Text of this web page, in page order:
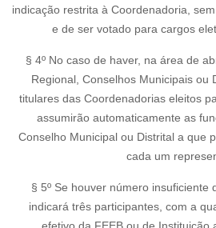
indicação restrita à Coordenadoria,
e de ser votado para cargos
§ 4º No caso de haver, na área de
Regional, Conselhos Municipais ou
titulares das Coordenadorias eleitos
assumirão automaticamente as
Conselho Municipal ou Distrital a que
cada um
§ 5º Se houver número insuficiente
indicará três participantes, com a